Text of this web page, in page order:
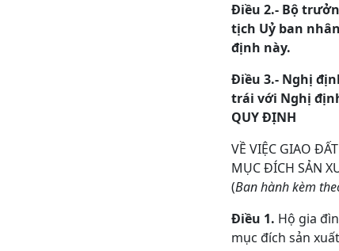
Điều 2.- Bộ
tịch Uỷ ban
định này.
Điều 3.- Nghị
trái với Nghị
QUY ĐỊNH
VỀ VIỆC GIAO
MỤC ĐÍCH SẢN
(Ban hành kèm
Điều 1. Hộ gia
mục đích sản